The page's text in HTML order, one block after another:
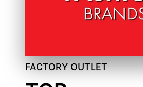
FACTORY OUTLET